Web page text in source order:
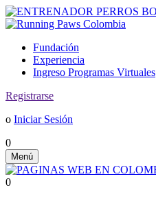
Fundación
Experiencia
Ingreso Programas Virtuales
Registrarse
o Iniciar Sesión
0
Menú
0